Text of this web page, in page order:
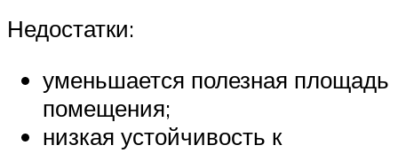
Недостатки:
уменьшается полезная площадь
помещения;
низкая устойчивость к